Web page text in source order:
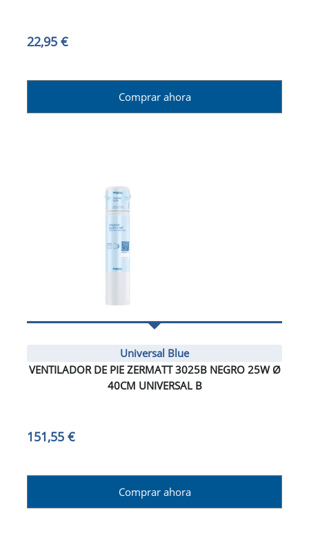
22,95 €
Comprar ahora
Universal Blue
VENTILADOR DE PIE ZERMATT 3025B NEGRO 25W Ø
40CM UNIVERSAL B
151,55 €
Comprar ahora